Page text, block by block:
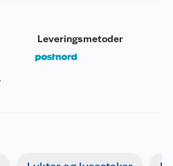
Leveringsmetoder